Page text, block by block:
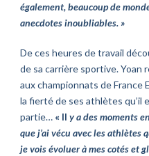
également, beaucoup de
anecdotes inoubliables. »
De ces heures de travail
de sa carrière sportive. Yoan
aux championnats de France
la fierté de ses athlètes qu’il
partie… « Il y a des moments
que j’ai vécu avec les athlètes
je vois évoluer à mes cotés et